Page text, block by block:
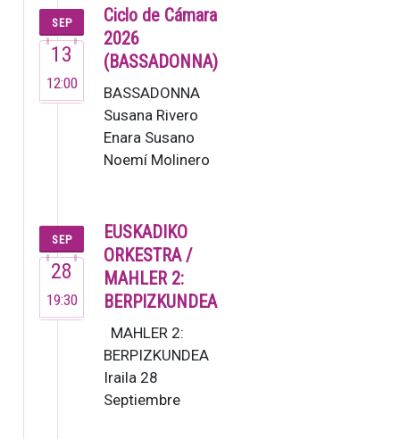
fundado
en 1995,
es una de
las
orquestas
de
cámara
de…
SEP
13
12:00
Ciclo de Cámara
2026
(BASSADONNA)
BASSADONNA
Susana Rivero
Enara Susano
Noemí Molinero
sino un colectivo
de m…
SEP
28
19:30
EUSKADIKO
ORKESTRA /
MAHLER 2:
BERPIZKUNDEA
MAHLER 2:
BERPIZKUNDEA
Iraila 28
Septiembre